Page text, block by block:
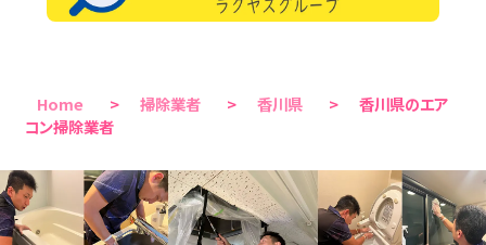
Home > 掃除業者 > 香川県 >
香川県のエア
コン掃除業者